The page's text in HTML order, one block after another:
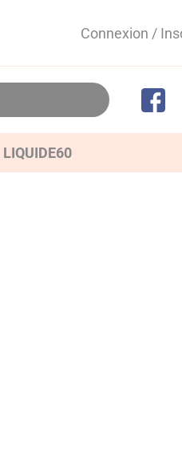
Connexion /
LIQUIDE60